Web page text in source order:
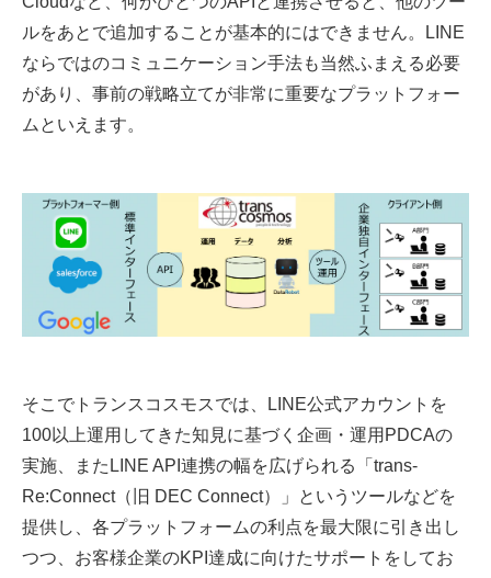
ルをあとで追加することが基本的にはできません。LINE
ならではのコミュニケーション手法も当然ふまえる必要
があり、事前の戦略立てが非常に重要なプラットフォー
ムといえます。
そこでトランスコスモスでは、LINE公式アカウントを
100以上運用してきた知見に基づく企画・運用PDCAの
実施、またLINE API連携の幅を広げられる「trans-
Re:Connect（旧 DEC Connect）」というツールなどを
提供し、各プラットフォームの利点を最大限に引き出し
つつ、お客様企業のKPI達成に向けたサポートをしてお